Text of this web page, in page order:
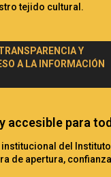
tejido cultural.
Y
A LA INFORMACIÓN
accesible para
del
de apertura,